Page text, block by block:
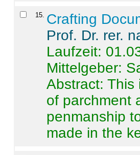
15 Crafting
Prof. Dr. rer.
Laufzeit:
Mittelgeber:
Abstract:This
of parchment
penmanship
made in the